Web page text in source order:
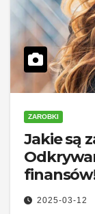
ZAROBKI
Jakie są
2025-03-12